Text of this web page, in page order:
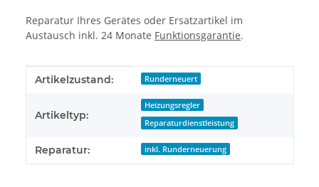
Reparatur Ihres Gerätes oder Ersatzartikel im
Austausch inkl. 24 Monate Funktionsgarantie.
Produkteigenschaft
Wert
Artikelzustand: Runderneuert
Artikeltyp:
Heizungsregler
Reparaturdienstleistung
Reparatur: inkl. Runderneuerung